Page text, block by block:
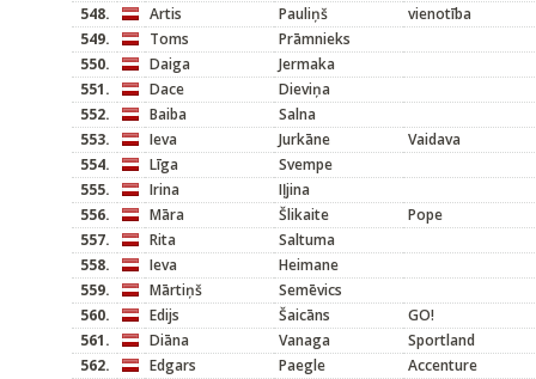
548.
Artis Pauliņš
vienotība
549.
Toms
Prāmnieks
550.
Daiga
Jermaka
551.
Dace
Dieviņa
552.
Baiba
Salna
553.
Ieva Jurkāne
Vaidava
554.
Līga
Svempe
555.
Irina
Iļjina
556.
Māra Šlikaite
Pope
557.
Rita
Saltuma
558.
Ieva
Heimane
559.
Mārtiņš
Semēvics
560.
Edijs Šaicāns
GO!
561.
Diāna Vanaga
Sportland
562.
Edgars Paegle
Accenture